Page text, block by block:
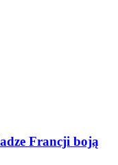
Francji boją